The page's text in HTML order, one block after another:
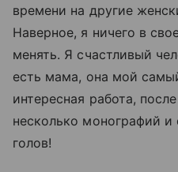
времени на другие
Наверное, я ничего в
менять. Я счастливый
есть мама, она мой
интересная работа,
несколько монографий и
голов!